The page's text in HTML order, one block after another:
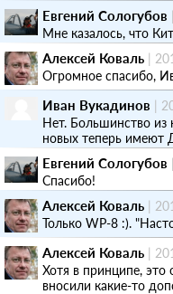
Евгений Сологубов |
Мне казалось, что
Алексей Коваль |
Огромное спасибо,
Иван Вукадинов |
Нет. Большинство из
новых теперь имеют
Евгений Сологубов |
Спасибо!
Алексей Коваль |
Только WP-8 :).
Алексей Коваль |
Хотя в принципе,
вносили какие-то